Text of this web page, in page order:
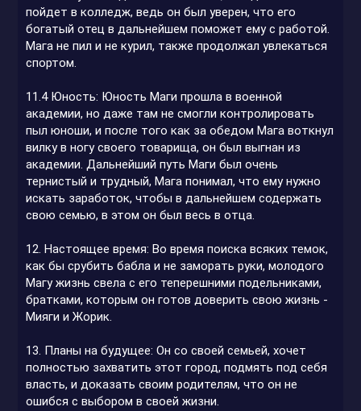
пойдет в колледж, ведь он был уверен, что его
богатый отец в дальнейшем поможет ему с работой.
Мага не пил и не курил, также продолжал увлекаться
спортом.
11.4 Юность: Юность Маги прошла в военной
академии, но даже там не смогли контролировать
пыл юноши, и после того как за обедом Мага воткнул
вилку в ногу своего товарища, он был выгнан из
академии. Дальнейший путь Маги был очень
тернистый и трудный, Мага понимал, что ему нужно
искать заработок, чтобы в дальнейшем содержать
свою семью, в этом он был весь в отца.
12. Настоящее время: Во время поиска всяких темок,
как бы срубить бабла и не заморать руки, молодого
Магу жизнь свела с его теперешними подельниками,
братками, которым он готов доверить свою жизнь -
Мияги и Жорик.
13. Планы на будущее: Он со своей семьей, хочет
полностью захватить этот город, подмять под себя
власть, и доказать своим родителям, что он не
ошибся с выбором в своей жизни.